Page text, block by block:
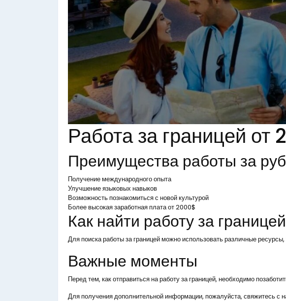
Работа за границей от
Преимущества работы за
Получение международного опыта
Улучшение языковых навыков
Возможность познакомиться с новой культурой
Более высокая заработная плата от 2000$
Как найти работу за границей
Для поиска работы за границей можно использовать различные
Важные моменты
Перед тем, как отправиться на работу за границей, необходимо
Для получения дополнительной информации, пожалуйста, свяжитесь с